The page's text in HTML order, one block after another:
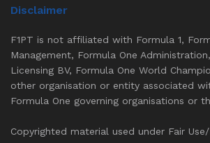
Disclaimer
F1PT is not affiliated with Formula 1,
Management, Formula One
Licensing BV, Formula One World
other organisation or entity associated
Formula One governing organisations or
Copyrighted material used under Fair